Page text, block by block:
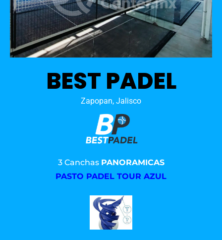
BEST PADEL
Zapopan, Jalisco
3 Canchas PANORAMICAS
PASTO PADEL TOUR AZUL